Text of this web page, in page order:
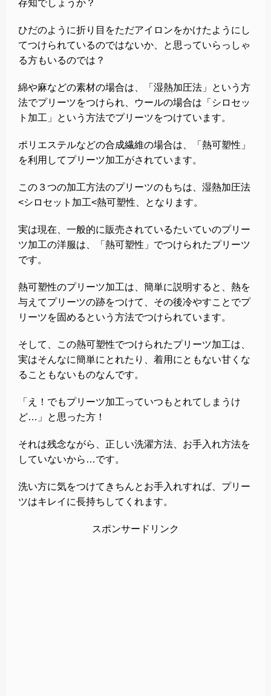
存知でしょうか？
ひだのように折り目をただアイロンをかけたようにし
てつけられているのではないか、と思っていらっしゃ
る方もいるのでは？
綿や麻などの素材の場合は、「湿熱加圧法」という方
法でプリーツをつけられ、ウールの場合は「シロセッ
ト加工」という方法でプリーツをつけています。
ポリエステルなどの合成繊維の場合は、「熱可塑性」
を利用してプリーツ加工がされています。
この３つの加工方法のプリーツのもちは、湿熱加圧法
<シロセット加工<熱可塑性、となります。
実は現在、一般的に販売されているたいていのプリー
ツ加工の洋服は、「熱可塑性」でつけられたプリーツ
です。
熱可塑性のプリーツ加工は、簡単に説明すると、熱を
与えてプリーツの跡をつけて、その後冷やすことでプ
リーツを固めるという方法でつけられています。
そして、この熱可塑性でつけられたプリーツ加工は、
実はそんなに簡単にとれたり、着用にともない甘くな
ることもないものなんです。
「え！でもプリーツ加工っていつもとれてしまうけ
ど…」と思った方！
それは残念ながら、正しい洗濯方法、お手入れ方法を
していないから…です。
洗い方に気をつけてきちんとお手入れすれば、プリー
ツはキレイに長持ちしてくれます。
スポンサードリンク